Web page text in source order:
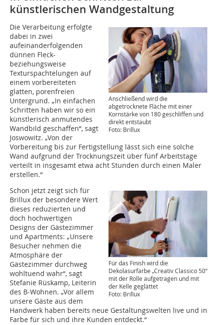
künstlerischen Wandgestaltung
Anschließend wird die
abgetrocknete Fläche mit einer
Kornstärke von 180 geschliffen und
direkt entstaubt
Foto: Brillux
Die Verarbeitung erfolgte
dabei in zwei
aufeinanderfolgenden
dünnen Fleck-
beziehungsweise
Texturspachtelungen auf
einem vorbereiteten
glatten, porenfreien
Untergrund. „In einfachen
Schritten haben wir so ein
künstlerisch anmutendes
Wandbild geschaffen“, sagt
Joswowitz. „Von der
Vorbereitung bis zur Fertigstellung lässt sich eine solche
Wand aufgrund der Trocknungszeit über fünf Arbeitstage
verteilt in insgesamt etwa acht Stunden durch einen Maler
erstellen.“
Für das Finish wird die
Dekolasurfarbe „Creativ Classico 50“
mit der Rolle aufgetragen und mit
der Kelle geglättet
Foto: Brillux
Schon jetzt zeigt sich für
Brillux der besondere Wert
dieses reduzierten und
doch hochwertigen
Designs der Gästezimmer
und Apartments: „Unsere
Besucher nehmen die
Atmosphäre der
Gästezimmer durchweg
wohltuend wahr“, sagt
Stefanie Rüskamp, Leiterin
des B-Wohnen. „Vor allem
unsere Gäste aus dem
Handwerk haben bereits neue Gestaltungswelten live und in
Farbe für sich und ihre Kunden entdeckt.“